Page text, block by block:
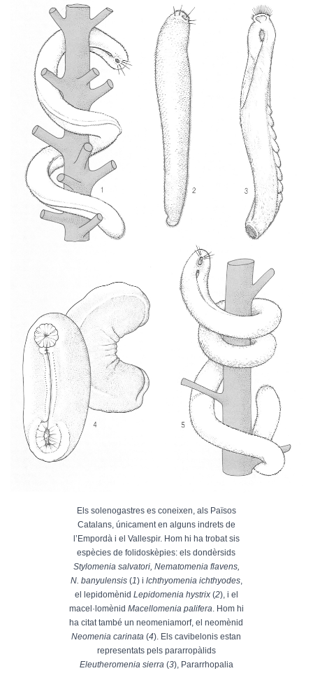
Els solenogastres es coneixen, als Països
Catalans, únicament en alguns indrets de
l’Empordà i el Vallespir. Hom hi ha trobat sis
espècies de folidoskèpies: els dondèrsids
Stylomenia salvatori, Nematomenia flavens,
N. banyulensis(1) i lchthyomenia ichthyodes,
el lepidomènid Lepidomenia hystrix(2), i el
macel·lomènid Macellomenia palifera. Hom hi
ha citat també un neomeniamorf, el neomènid
Neomenia carinata (4). Els cavibelonis estan
representats pels pararropàlids
Eleutheromenia sierra(3), Pararrhopalia